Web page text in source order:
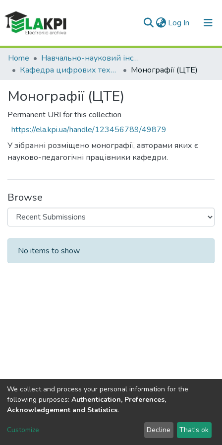
Log In (current)
Communities & Collections
All of DSpace
Statistics
Home
Навчально-науковий інститут атомної та теплової енергетики (НН ІАТЕ)
Кафедра цифрових технологій в енергетиці (ЦТЕ)
Монографії (ЦТЕ)
Монографії (ЦТЕ)
Permanent URI for this collection
https://ela.kpi.ua/handle/123456789/49879
У зібранні розміщено монографії, авторами яких є
науково-педагогічні працівники кафедри.
Browse
Recent Submissions
No items to show
DSpace software copyright © 2002-2026 LYRASIS
Send Feedback
We collect and process your personal information for the
following purposes: Authentication, Preferences,
Acknowledgement and Statistics.
Customize Decline That's ok